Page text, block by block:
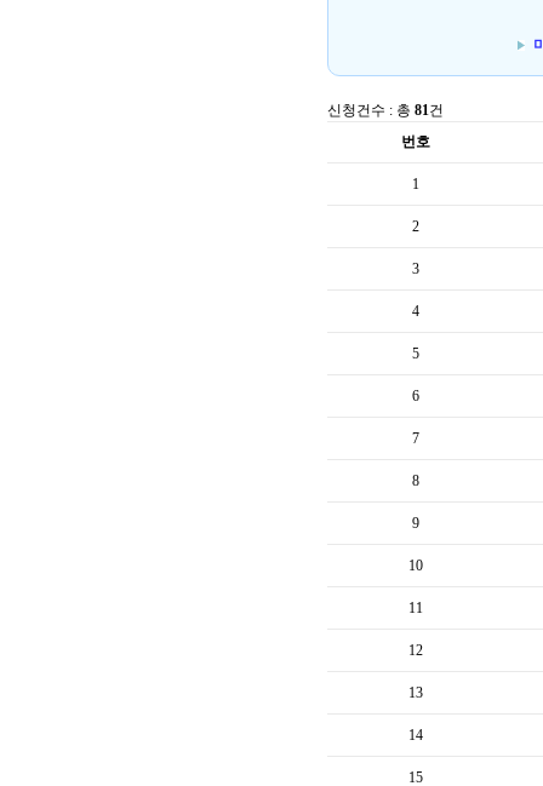
신청건수 : 총 81건
번호
1
2
3
4
5
6
7
8
9
10
11
12
13
14
15